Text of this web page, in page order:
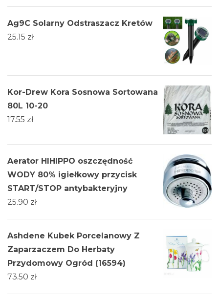
Ag9C Solarny Odstraszacz Kretów
25.15 zł
Kor-Drew Kora Sosnowa Sortowana
80L 10-20
17.55 zł
Aerator HIHIPPO oszczędność
WODY 80% igiełkowy przycisk
START/STOP antybakteryjny
25.90 zł
Ashdene Kubek Porcelanowy Z
Zaparzaczem Do Herbaty
Przydomowy Ogród (16594)
73.50 zł